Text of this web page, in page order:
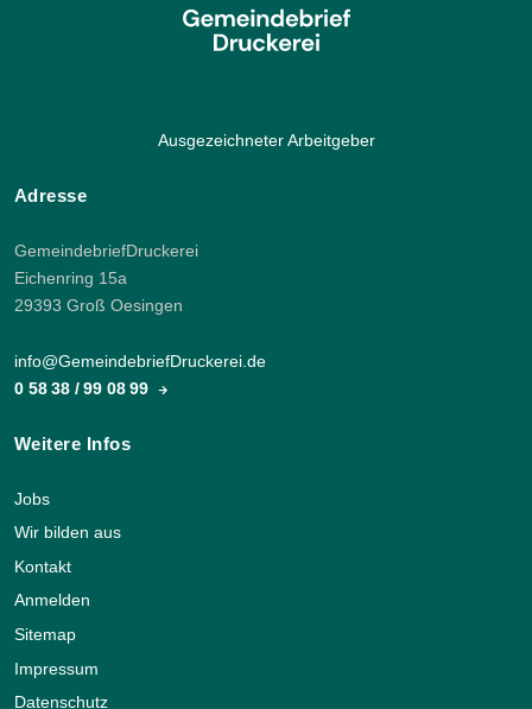
Ausgezeichneter Arbeitgeber
Adresse
GemeindebriefDruckerei
Eichenring 15a
29393 Groß Oesingen
info@GemeindebriefDruckerei.de
0 58 38 / 99 08 99
Weitere Infos
Jobs
Wir bilden aus
Kontakt
Anmelden
Sitemap
Impressum
Datenschutz